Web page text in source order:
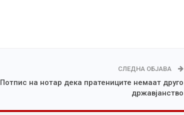
СЛЕДНА ОБЈАВА
Потпис на нотар дека пратениците немаат друго
државјанство